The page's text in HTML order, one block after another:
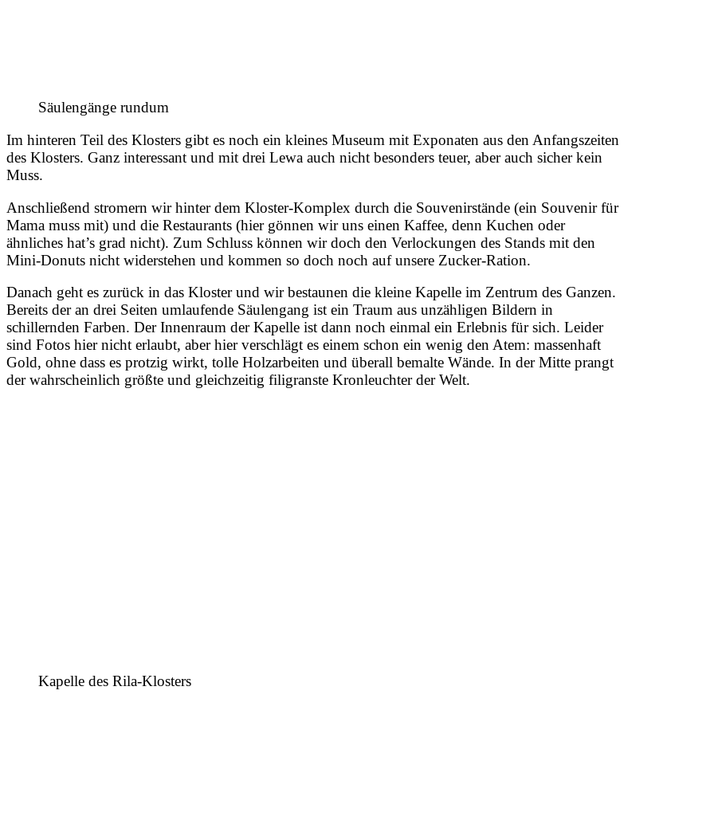
Säulengänge rundum
Im hinteren Teil des Klosters gibt es noch ein kleines Museum mit Exponaten aus den Anfangszeiten
des Klosters. Ganz interessant und mit drei Lewa auch nicht besonders teuer, aber auch sicher kein
Muss.
Anschließend stromern wir hinter dem Kloster-Komplex durch die Souvenirstände (ein Souvenir für
Mama muss mit) und die Restaurants (hier gönnen wir uns einen Kaffee, denn Kuchen oder
ähnliches hat’s grad nicht). Zum Schluss können wir doch den Verlockungen des Stands mit den
Mini-Donuts nicht widerstehen und kommen so doch noch auf unsere Zucker-Ration.
Danach geht es zurück in das Kloster und wir bestaunen die kleine Kapelle im Zentrum des Ganzen.
Bereits der an drei Seiten umlaufende Säulengang ist ein Traum aus unzähligen Bildern in
schillernden Farben. Der Innenraum der Kapelle ist dann noch einmal ein Erlebnis für sich. Leider
sind Fotos hier nicht erlaubt, aber hier verschlägt es einem schon ein wenig den Atem: massenhaft
Gold, ohne dass es protzig wirkt, tolle Holzarbeiten und überall bemalte Wände. In der Mitte prangt
der wahrscheinlich größte und gleichzeitig filigranste Kronleuchter der Welt.
Kapelle des Rila-Klosters